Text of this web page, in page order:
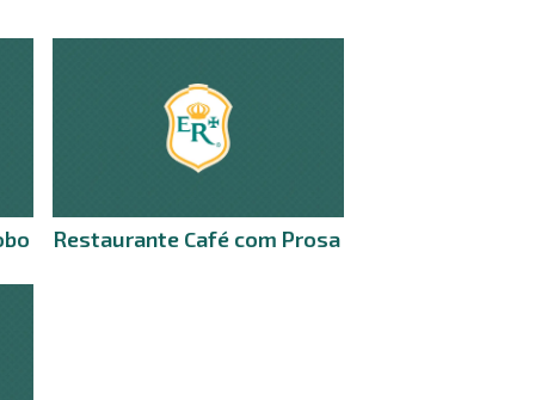
Restaurante Café com Prosa